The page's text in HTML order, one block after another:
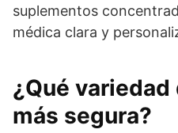
suplementos
médica clara y
¿Qué variedad
más segura?